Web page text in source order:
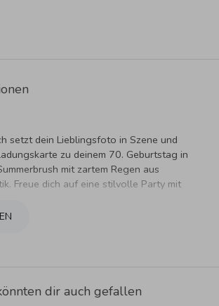
setzt dein Lieblingsfoto in Szene und
zu deinem 70. Geburtstag in
mit zartem Regen aus
Freue dich auf eine stilvolle Party mit
dir auch gefallen